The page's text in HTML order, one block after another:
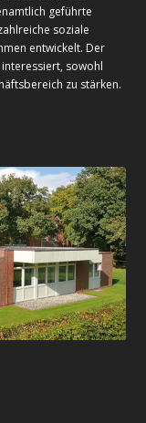
geführte
soziale
entwickelt. Der
sowohl
zu stärken.